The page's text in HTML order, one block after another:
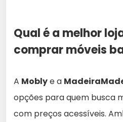
Qual é a melhor
comprar móveis
A Moblye a
opções para quem busca
com preços acessíveis.